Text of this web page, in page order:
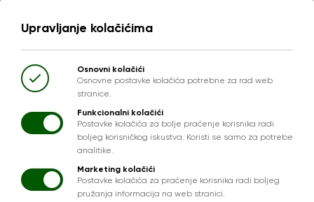
Upravljanje kolačićima
Osnovni kolačići
Osnovne postavke kolačića potrebne za rad web
stranice.
Funkcionalni kolačići
Postavke kolačića za bolje praćenje korisnika radi
boljeg korisničkog iskustva. Koristi se samo za potrebe
analitike.
Marketing kolačići
Postavke kolačića za praćenje korisnika radi boljeg
pružanja informacija na web stranici.